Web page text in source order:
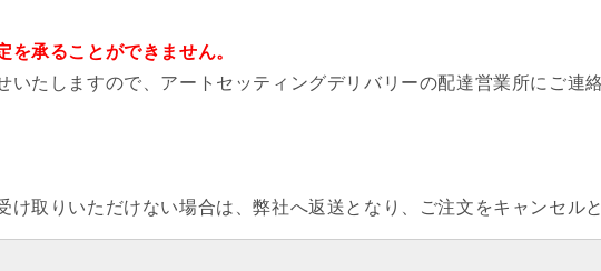
承ることができません。
いたしますので、アートセッティングデリバリーの配達営業所にご連
け取りいただけない場合は、弊社へ返送となり、ご注文をキャンセル